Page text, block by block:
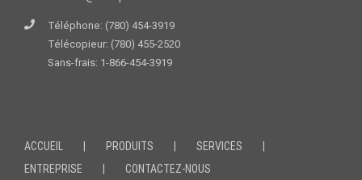
Téléphone: (780) 454-3919
Télécopieur: (780) 455-2520
Sans-frais: 1-866-454-3919
ACCUEIL PRODUITS
SERVICES
ENTREPRISE
CONTACTEZ-NOUS